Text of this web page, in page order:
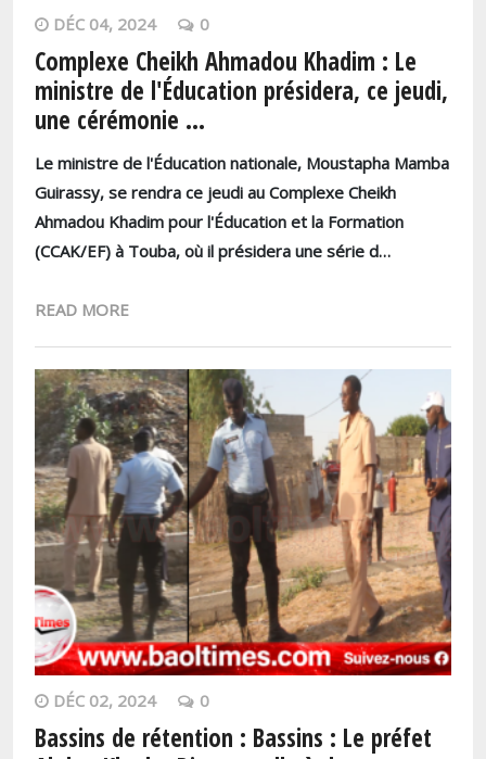
DÉC 04, 2024 0
Complexe Cheikh Ahmadou Khadim : Le
ministre de l'Éducation présidera, ce jeudi,
une cérémonie ...
Le ministre de l'Éducation nationale, Moustapha Mamba
Guirassy, se rendra ce jeudi au Complexe Cheikh
Ahmadou Khadim pour l'Éducation et la Formation
(CCAK/EF) à Touba, où il présidera une série d…
READ MORE
DÉC 02, 2024 0
Bassins de rétention : Bassins : Le préfet